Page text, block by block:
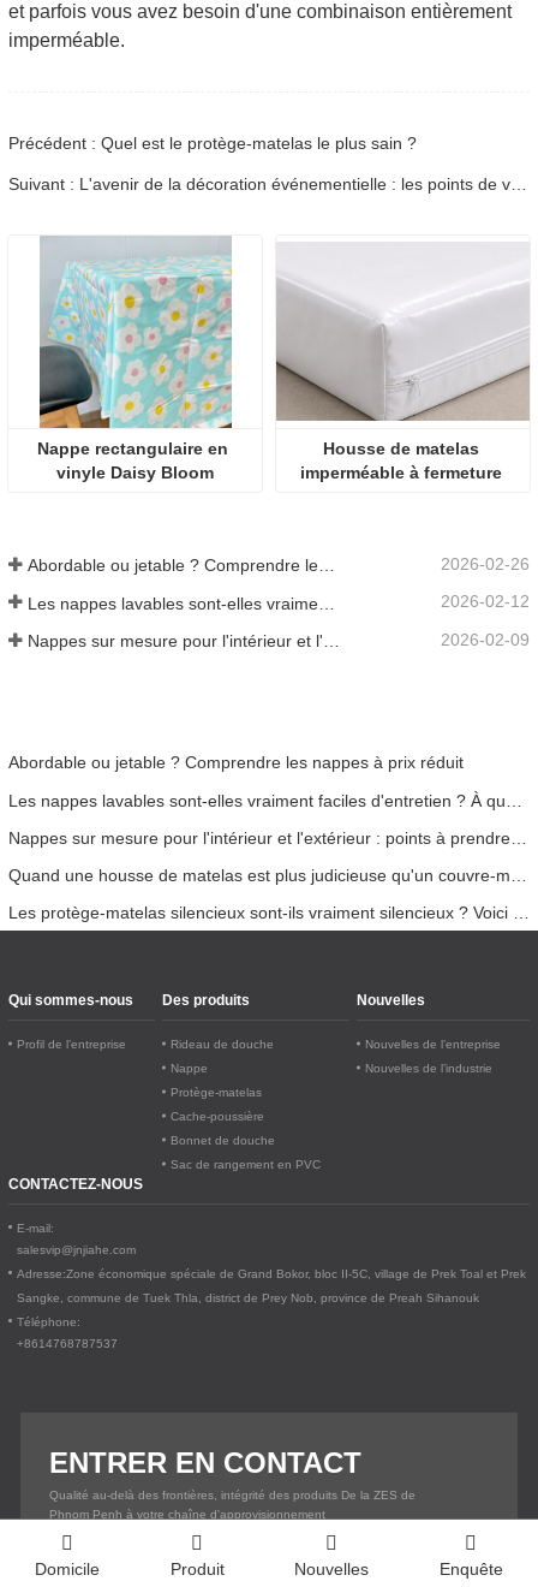
et parfois vous avez besoin d'une combinaison entièrement
imperméable.
Précédent : Quel est le protège-matelas le plus sain ?
Nappe rectangulaire en
vinyle Daisy Bloom
Housse de matelas
imperméable à fermeture
Abordable ou jetable ? Comprendre les nappes à prix réduit 2026-02-26
2026-02-12
2026-02-09
Abordable ou jetable ? Comprendre les nappes à prix réduit
Les protège-matelas silencieux sont-ils vraiment silencieux ? Voici la vérité
Qui sommes-nous
Profil de l’entreprise
Des produits
Rideau de douche
Nappe
Protège-matelas
Cache-poussière
Bonnet de douche
Sac de rangement en PVC
Nouvelles
Nouvelles de l’entreprise
Nouvelles de l’industrie
CONTACTEZ-NOUS
E-mail:
salesvip@jnjiahe.com
Adresse:Zone économique spéciale de Grand Bokor, bloc II-5C, village de Prek Toal et Prek
Sangke, commune de Tuek Thla, district de Prey Nob, province de Preah Sihanouk
Téléphone:
+8614768787537
ENTRER EN CONTACT
Qualité au-delà des frontières, intégrité des produits De la ZES de
Phnom Penh à votre chaîne d'approvisionnement
Domicile Produit Nouvelles Enquête